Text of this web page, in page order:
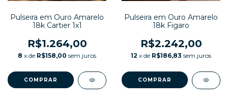
Pulseira em Ouro Amarelo
18k Cartier 1x1
R$1.264,00
8 x de R$158,00 sem juros
COMPRAR
Pulseira em Ouro Amarelo
18k Figaro
R$2.242,00
12 x de R$186,83 sem juros
COMPRAR